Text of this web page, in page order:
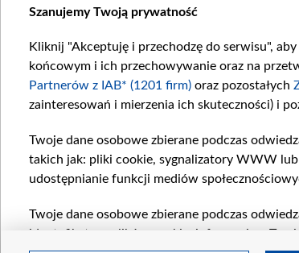
Szanujemy Twoją prywatność
Kliknij "Akceptuję i przechodzę do serwisu",
końcowym i ich przechowywanie oraz na
Partnerów z IAB* (1201 firm) oraz pozostałych
zainteresowań i mierzenia ich skuteczności) i
Twoje dane osobowe zbierane podczas
takich jak: pliki cookie, sygnalizatory WWW
udostępnianie funkcji mediów
Twoje dane osobowe zbierane podczas
identyfikatory plików cookie, informacje o